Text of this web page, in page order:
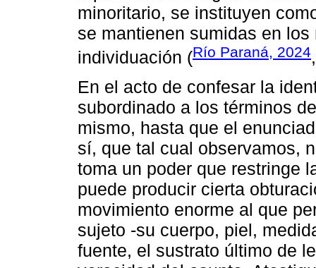
minoritario, se instituyen
se mantienen sumidas en
individuación (Río Paraná, 2024
En el acto de confesar la
subordinado a los términos
mismo, hasta que el
sí, que tal cual observamos,
toma un poder que restringe
puede producir cierta
movimiento enorme al que
sujeto -su cuerpo, piel,
fuente, el sustrato último de